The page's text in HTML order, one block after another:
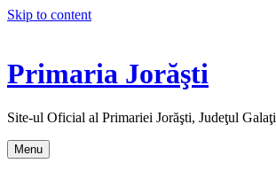
Skip to content
Primaria Jorăşti
Site-ul Oficial al Primariei Jorăşti, Judeţul Galaţi
Menu